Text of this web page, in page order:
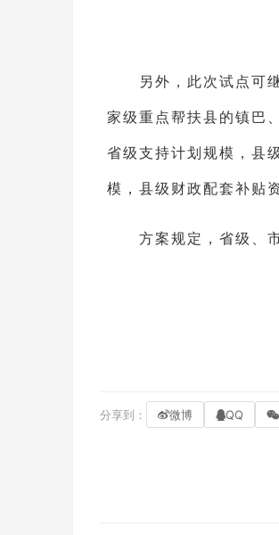
另外，此次试点可继
家级重点帮扶县的镇巴
省级支持计划规模，县
模，县级财政配套补贴
方案规定，省级、市
分享到： 微博 QQ